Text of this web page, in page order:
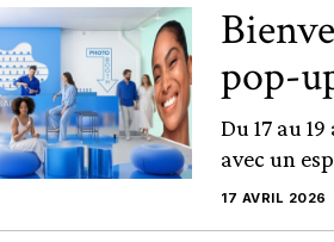
pop-
Du 17 au
avec un
17 AVRIL 2026